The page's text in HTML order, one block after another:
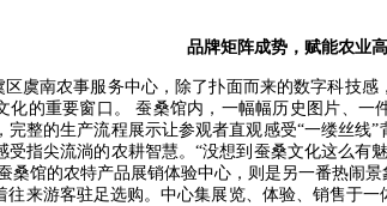
品牌矩阵成势，赋能农业
南农事服务中心，除了扑面而来的数字科技感
化的重要窗口。 蚕桑馆内，一幅幅历史图片、
完整的生产流程展示让参观者直观感受“一缕丝线
受指尖流淌的农耕智慧。“没想到蚕桑文化这么有
桑馆的农特产品展销体验中心，则是另一番热闹
往来游客驻足选购。中心集展览、体验、销售于